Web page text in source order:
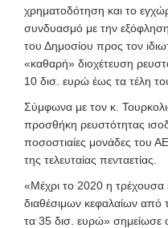
χρηματοδότηση και το
συνδυασμό με την
του Δημοσίου προς τον
«καθαρή» διοχέτευση
10 δισ. ευρώ έως τα τέλη
Σύμφωνα με τον κ.
προσθήκη ρευστότητας
ποσοστιαίες μονάδες του
της τελευταίας πενταετίας.
«Μέχρι το 2020 η τρέχουσα
διαθέσιμων κεφαλαίων από
τα 35 δισ. ευρώ» σημείωσε